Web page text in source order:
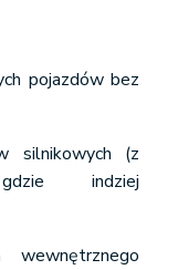
pojazdów bez
silnikowych (z
indziej
wewnętrznego